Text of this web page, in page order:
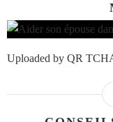
Uploaded by QR